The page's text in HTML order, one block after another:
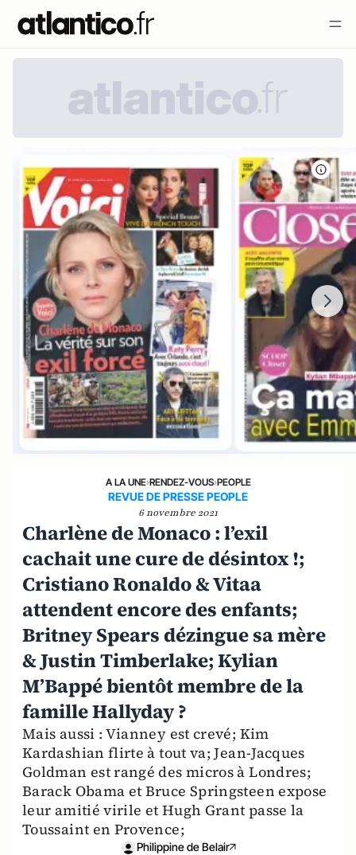
A LA UNE›RENDEZ-VOUS›PEOPLE
REVUE DE PRESSE PEOPLE
6 novembre 2021
Charlène de Monaco : l’exil
cachait une cure de désintox !;
Cristiano Ronaldo & Vitaa
attendent encore des enfants;
Britney Spears dézingue sa mère
& Justin Timberlake; Kylian
M’Bappé bientôt membre de la
famille Hallyday ?
Mais aussi : Vianney est crevé; Kim
Kardashian flirte à tout va; Jean-Jacques
Goldman est rangé des micros à Londres;
Barack Obama et Bruce Springsteen expose
leur amitié virile et Hugh Grant passe la
Toussaint en Provence;
Philippine de Belair